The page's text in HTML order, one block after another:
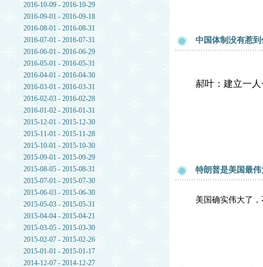
2016-10-09 - 2016-10-29
2016-09-01 - 2016-09-18
2016-08-01 - 2016-08-31
2016-07-01 - 2016-07-31
2016-06-01 - 2016-06-29
2016-05-01 - 2016-05-31
2016-04-01 - 2016-04-30
2016-03-01 - 2016-03-31
2016-02-03 - 2016-02-28
2016-01-02 - 2016-01-31
2015-12-01 - 2015-12-30
2015-11-01 - 2015-11-28
2015-10-01 - 2015-10-30
2015-09-01 - 2015-09-29
2015-08-05 - 2015-08-31
2015-07-01 - 2015-07-30
2015-06-03 - 2015-06-30
2015-05-03 - 2015-05-31
2015-04-04 - 2015-04-21
2015-03-05 - 2015-03-30
2015-02-07 - 2015-02-26
2015-01-01 - 2015-01-17
2014-12-07 - 2014-12-27
中国体制没有惹
郝叶：建立一
特朗普是美国最
美国确实伟大了